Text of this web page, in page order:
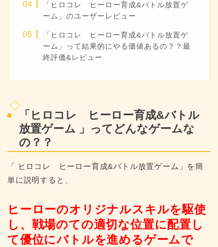
「ヒロコレ ヒーロー育成&バトル放置ゲ
ーム」のユーザーレビュー
「ヒロコレ ヒーロー育成&バトル放置ゲ
ーム」って結果的にやる価値あるの？？最
終評価&レビュー
「ヒロコレ ヒーロー育成&バトル
放置ゲーム 」ってどんなゲームな
の？？
「 ヒロコレ ヒーロー育成&バトル放置ゲーム」を簡
単に説明すると、
ヒーローのオリジナルスキルを駆使
し、戦場のての適切な位置に配置し
て優位にバトルを進めるゲームで